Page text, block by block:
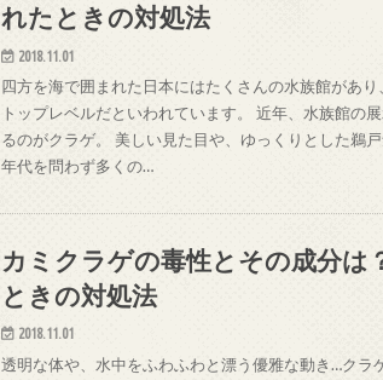
れたときの対処法
2018.11.01
四方を海で囲まれた日本にはたくさんの水族館があり
トップレベルだといわれています。 近年、水族館の
るのがクラゲ。 美しい見た目や、ゆっくりとした鵜戸
年代を問わず多くの…
カミクラゲの毒性とその成分は
ときの対処法
2018.11.01
透明な体や、水中をふわふわと漂う優雅な動き…クラ